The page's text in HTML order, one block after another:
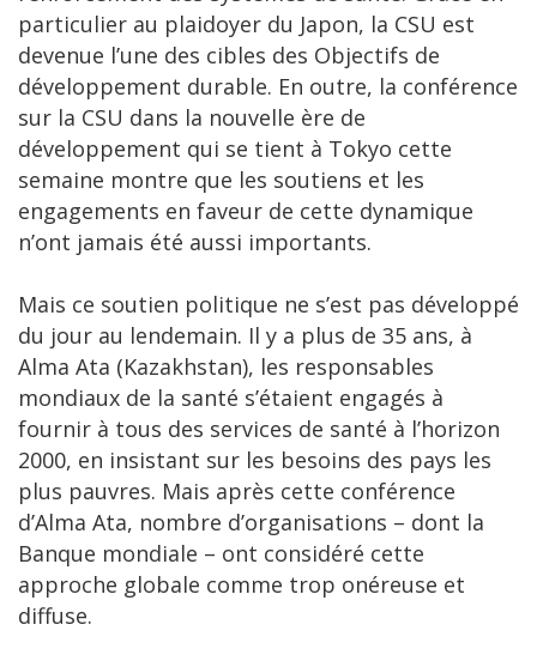
particulier au plaidoyer du Japon, la CSU est
devenue l’une des cibles des Objectifs de
développement durable. En outre, la conférence
sur la CSU dans la nouvelle ère de
développement qui se tient à Tokyo cette
semaine montre que les soutiens et les
engagements en faveur de cette dynamique
n’ont jamais été aussi importants.
Mais ce soutien politique ne s’est pas développé
du jour au lendemain. Il y a plus de 35 ans, à
Alma Ata (Kazakhstan), les responsables
mondiaux de la santé s’étaient engagés à
fournir à tous des services de santé à l’horizon
2000, en insistant sur les besoins des pays les
plus pauvres. Mais après cette conférence
d’Alma Ata, nombre d’organisations – dont la
Banque mondiale – ont considéré cette
approche globale comme trop onéreuse et
diffuse.